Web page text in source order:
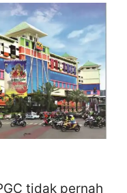
tidak pernah